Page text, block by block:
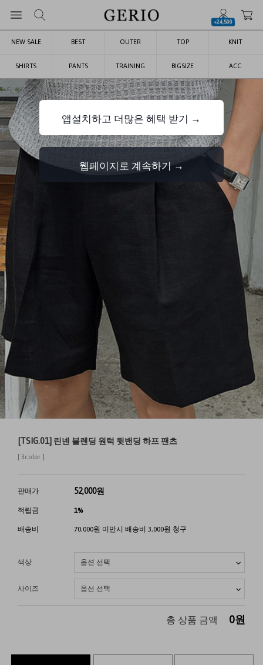
+24,500
NEW SALE BEST OUTER TOP KNIT
SHIRTS PANTS TRAINING BIGSIZE ACC
[TSIG.01] 린넨 블렌딩 원턱 뒷밴딩 하프 팬츠
[ 3color ]
판매가 52,000원
적립금 1%
배송비 70,000원 미만시 배송비 3,000원 청구
색상
사이즈
총 상품 금액 0원
앱설치하고 더많은 혜택 받기 →
웹페이지로 계속하기 →